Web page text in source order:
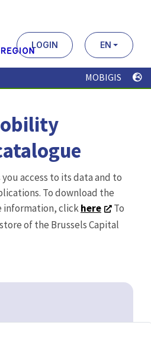
LOGIN EN
MOBIGIS
access to its data and to
To download the
information, clickhere
To
of the Brussels Capital